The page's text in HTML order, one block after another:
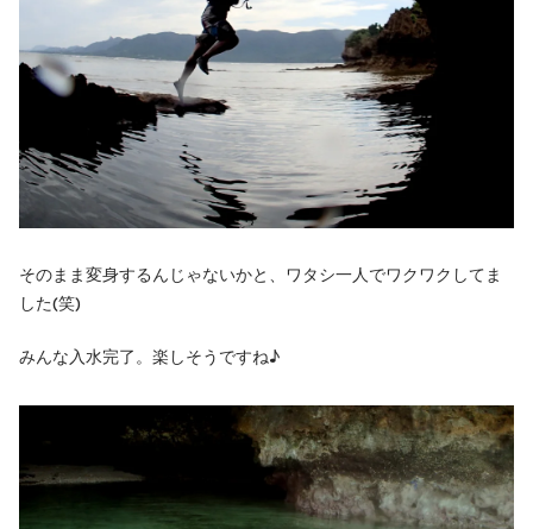
そのまま変身するんじゃないかと、ワタシ一人でワクワクしてま
した(笑)
みんな入水完了。楽しそうですね♪